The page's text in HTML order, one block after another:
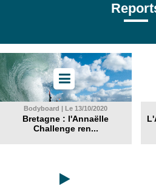
Bodyboard | Le 13/10/2020
Bretagne : l'Annaëlle
Challenge ren...